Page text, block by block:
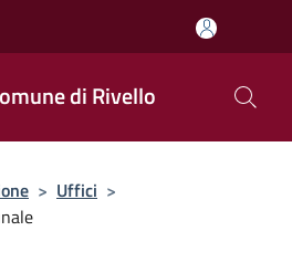
di Rivello
> Uffici >